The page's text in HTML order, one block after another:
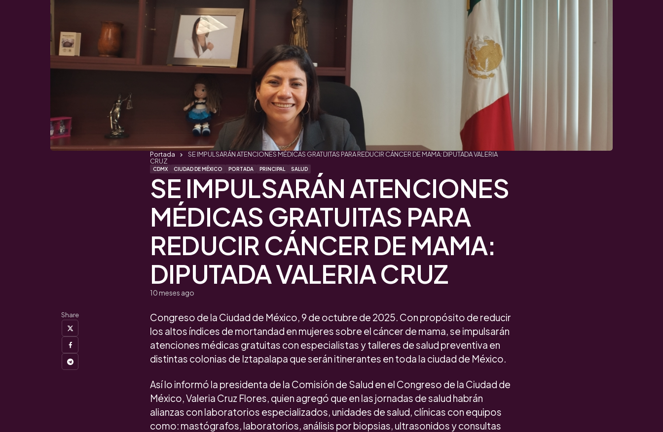
CDMX CIUDAD DE MÉXICO PORTADA PRINCIPAL SALUD
SE IMPULSARÁN ATENCIONES
MÉDICAS GRATUITAS PARA
REDUCIR CÁNCER DE MAMA:
DIPUTADA VALERIA CRUZ
10 meses ago
Portada
SE IMPULSARÁN ATENCIONES MÉDICAS GRATUITAS PARA REDUCIR CÁNCER DE MAMA: DIPUTADA VALERIA
CRUZ
Share
Congreso de la Ciudad de México, 9 de octubre de 2025. Con propósito de reducir
los altos índices de mortandad en mujeres sobre el cáncer de mama, se impulsarán
atenciones médicas gratuitas con especialistas y talleres de salud preventiva en
distintas colonias de Iztapalapa que serán itinerantes en toda la ciudad de México.
Así lo informó la presidenta de la Comisión de Salud en el Congreso de la Ciudad de
México, Valeria Cruz Flores, quien agregó que en las jornadas de salud habrán
alianzas con laboratorios especializados, unidades de salud, clínicas con equipos
como: mastógrafos, laboratorios, análisis por biopsias, ultrasonidos y consultas